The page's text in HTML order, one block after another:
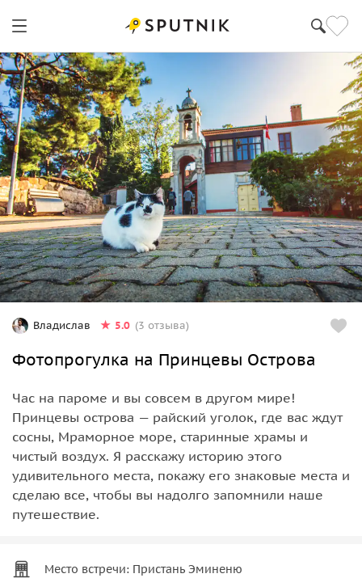
Владислав 5.0 (3 отзыва)
Фотопрогулка на Принцевы Острова
Час на пароме и вы совсем в другом мире!
Принцевы острова — райский уголок, где вас ждут
сосны, Мраморное море, старинные храмы и
чистый воздух. Я расскажу историю этого
удивительного места, покажу его знаковые места и
сделаю все, чтобы вы надолго запомнили наше
путешествие.
Место встречи: Пристань Эминеню